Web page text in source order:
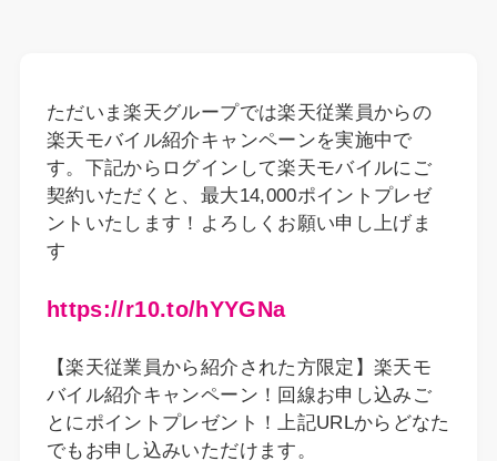
ただいま楽天グループでは楽天従業員からの
楽天モバイル紹介キャンペーンを実施中で
す。下記からログインして楽天モバイルにご
契約いただくと、最大14,000ポイントプレゼ
ントいたします！よろしくお願い申し上げま
す
https://r10.to/hYYGNa
【楽天従業員から紹介された方限定】楽天モ
バイル紹介キャンペーン！回線お申し込みご
とにポイントプレゼント！上記URLからどなた
でもお申し込みいただけます。